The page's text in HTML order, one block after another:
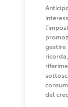
gestire
del